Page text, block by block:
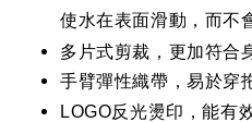
使水在表面滑動，而不
多片式剪裁，更加符合
手臂彈性織帶，易於穿
LOGO反光燙印，能有